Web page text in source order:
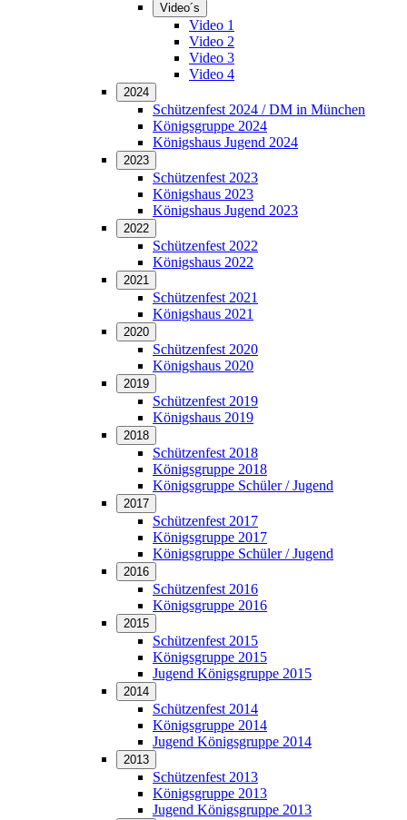
Video´s
Video 1
Video 2
Video 3
Video 4
2024
Schützenfest 2024 / DM in München
Königsgruppe 2024
Königshaus Jugend 2024
2023
Schützenfest 2023
Königshaus 2023
Königshaus Jugend 2023
2022
Schützenfest 2022
Königshaus 2022
2021
Schützenfest 2021
Königshaus 2021
2020
Schützenfest 2020
Königshaus 2020
2019
Schützenfest 2019
Königshaus 2019
2018
Schützenfest 2018
Königsgruppe 2018
Königsgruppe Schüler / Jugend
2017
Schützenfest 2017
Königsgruppe 2017
Königsgruppe Schüler / Jugend
2016
Schützenfest 2016
Königsgruppe 2016
2015
Schützenfest 2015
Königsgruppe 2015
Jugend Königsgruppe 2015
2014
Schützenfest 2014
Königsgruppe 2014
Jugend Königsgruppe 2014
2013
Schützenfest 2013
Königsgruppe 2013
Jugend Königsgruppe 2013